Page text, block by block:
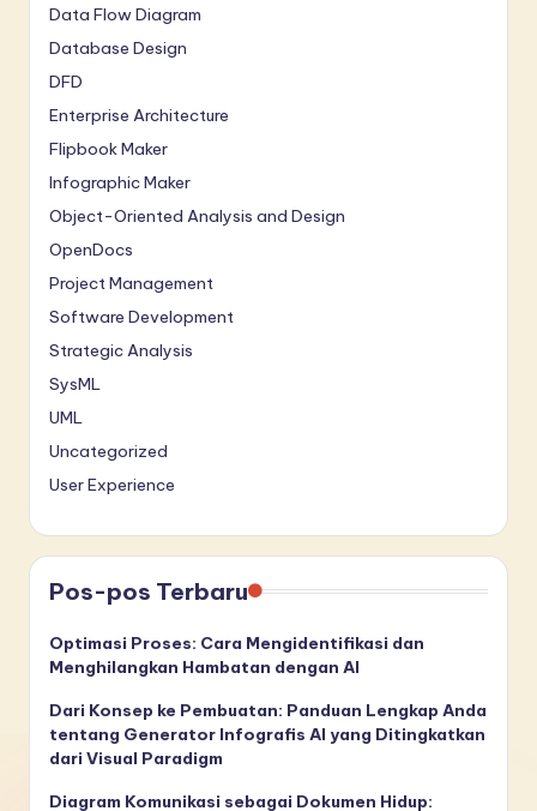
Data Flow Diagram
Database Design
DFD
Enterprise Architecture
Flipbook Maker
Infographic Maker
Object-Oriented Analysis and Design
OpenDocs
Project Management
Software Development
Strategic Analysis
SysML
UML
Uncategorized
User Experience
Pos-pos Terbaru
Optimasi Proses: Cara Mengidentifikasi dan
Menghilangkan Hambatan dengan AI
Dari Konsep ke Pembuatan: Panduan Lengkap Anda
tentang Generator Infografis AI yang Ditingkatkan
dari Visual Paradigm
Diagram Komunikasi sebagai Dokumen Hidup: